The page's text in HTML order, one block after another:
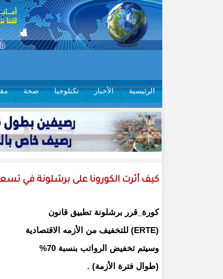
الرئيسية الأخبار تكنلوجيا صحة
كيف أثرت الكورونا على برشلونة في
كورة_قرر برشلونة تطبيق قانون
(ERTE) للتخفيف من الأزمه الاقتصادية
وسيتم تخفيض الرواتب بنسبة 70%
(طوال فترة الأزمة) .